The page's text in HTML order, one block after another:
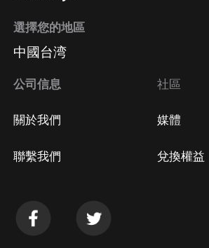
選擇您的地區
中國台湾
公司信息
關於我們
聯繫我們
社區
媒體
兌換權益